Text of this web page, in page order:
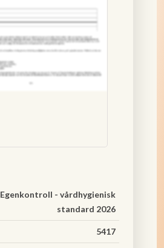
Egenkontroll - vårdhygienisk
standard 2026
5417